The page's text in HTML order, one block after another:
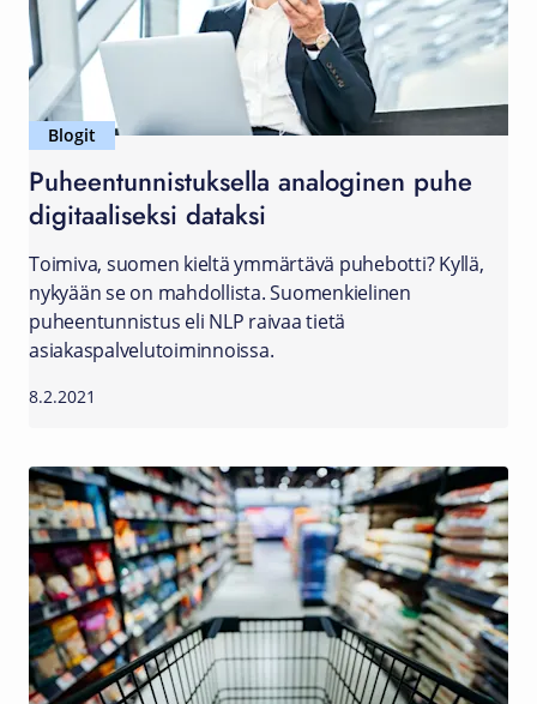
Blogit
Puheentunnistuksella analoginen puhe
digitaaliseksi dataksi
Toimiva, suomen kieltä ymmärtävä puhebotti? Kyllä,
nykyään se on mahdollista. Suomenkielinen
puheentunnistus eli NLP raivaa tietä
asiakaspalvelutoiminnoissa.
8.2.2021